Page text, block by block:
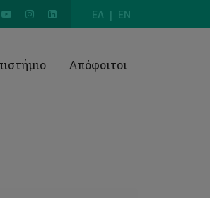
ΕΛ EN
Απόφοιτοι